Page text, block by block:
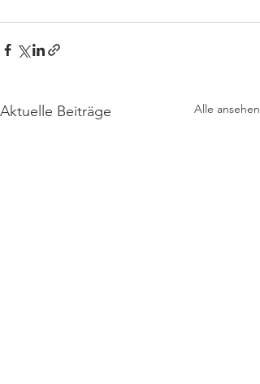
Aktuelle Beiträge Alle ansehen